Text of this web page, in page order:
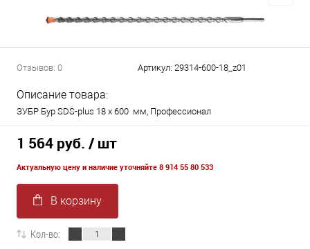
Отзывов: 0 Артикул: 29314-600-18_z01
Описание товара:
ЗУБР Бур SDS-plus 18 x 600 мм, Профессионал
1 564 руб. / шт
Актуальную цену и наличие уточняйте 8 914 55 80 533
В корзину
Кол-во: